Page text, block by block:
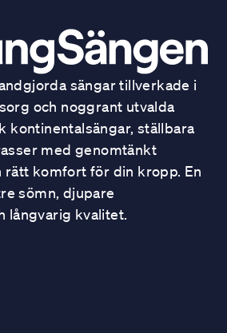
sängar tillverkade i
och noggrant utvalda
kontinentalsängar, ställbara
med genomtänkt
rätt komfort för din kropp. En
sömn, djupare
långvarig kvalitet.